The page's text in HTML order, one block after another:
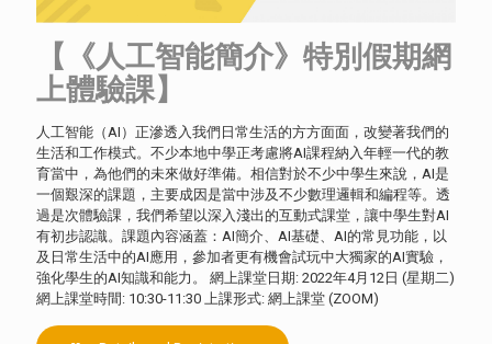
【《人工智能簡介》特別假期網
上體驗課】
人工智能（AI）正滲透入我們日常生活的方方面面，改變著我們的
生活和工作模式。不少本地中學正考慮將AI課程納入年輕一代的教
育當中，為他們的未來做好準備。相信對於不少中學生來說，AI是
一個艱深的課題，主要成因是當中涉及不少數理邏輯和編程等。透
過是次體驗課，我們希望以深入淺出的互動式課堂，讓中學生對AI
有初步認識。課題內容涵蓋：AI簡介、AI基礎、AI的常見功能，以
及日常生活中的AI應用，參加者更有機會試玩中大獨家的AI實驗，
強化學生的AI知識和能力。 網上課堂日期: 2022年4月12日 (星期二)
網上課堂時間: 10:30-11:30 上課形式: 網上課堂 (ZOOM)